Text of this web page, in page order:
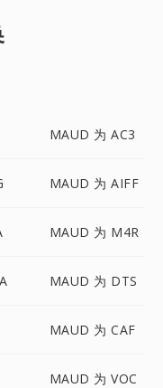
MAUD 为 AC3
MAUD 为 AIFF
MAUD 为 M4R
MAUD 为 DTS
MAUD 为 CAF
MAUD 为 VOC